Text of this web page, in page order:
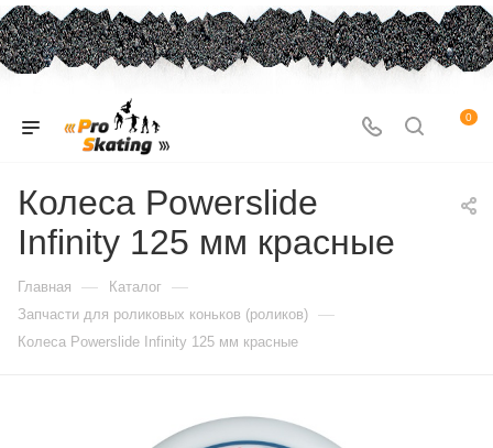
0
Колеса Powerslide
Infinity 125 мм красные
Главная — Каталог —
Запчасти для роликовых коньков (роликов) —
Колеса Powerslide Infinity 125 мм красные